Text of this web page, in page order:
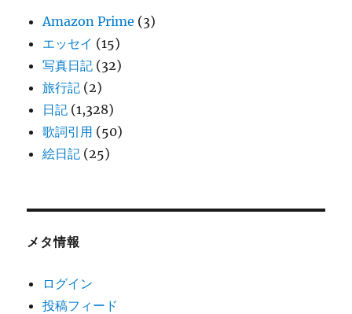
Amazon Prime (3)
エッセイ (15)
写真日記 (32)
旅行記 (2)
日記 (1,328)
歌詞引用 (50)
絵日記 (25)
メタ情報
ログイン
投稿フィード